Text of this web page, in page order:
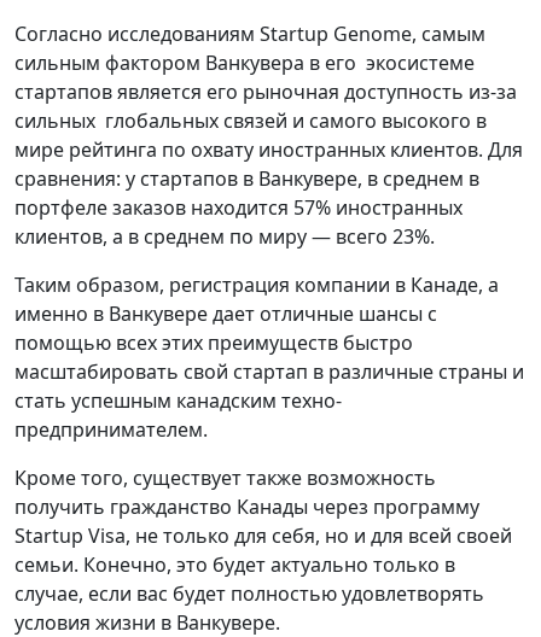
Согласно исследованиям Startup Genome, самым
сильным фактором Ванкувера в его экосистеме
стартапов является его рыночная доступность из-за
сильных глобальных связей и самого высокого в
мире рейтинга по охвату иностранных клиентов. Для
сравнения: у стартапов в Ванкувере, в среднем в
портфеле заказов находится 57% иностранных
клиентов, а в среднем по миру — всего 23%.
Таким образом, регистрация компании в Канаде, а
именно в Ванкувере дает отличные шансы с
помощью всех этих преимуществ быстро
масштабировать свой стартап в различные страны и
стать успешным канадским техно-
предпринимателем.
Кроме того, существует также возможность
получить гражданство Канады через программу
Startup Visa, не только для себя, но и для всей своей
семьи. Конечно, это будет актуально только в
случае, если вас будет полностью удовлетворять
условия жизни в Ванкувере.